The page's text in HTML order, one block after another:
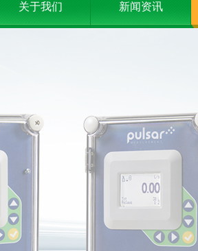
关于我们 新闻资讯